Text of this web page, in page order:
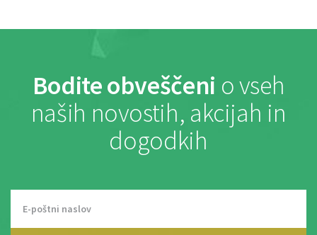
Bodite obveščeni o vseh
naših novostih, akcijah in
dogodkih